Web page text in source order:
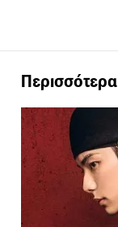
Περισσότερα